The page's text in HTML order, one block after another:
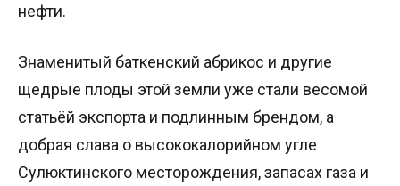
нефти.
Знаменитый баткенский абрикос и другие
щедрые плоды этой земли уже стали весомой
статьёй экспорта и подлинным брендом, а
добрая слава о высококалорийном угле
Сулюктинского месторождения, запасах газа и